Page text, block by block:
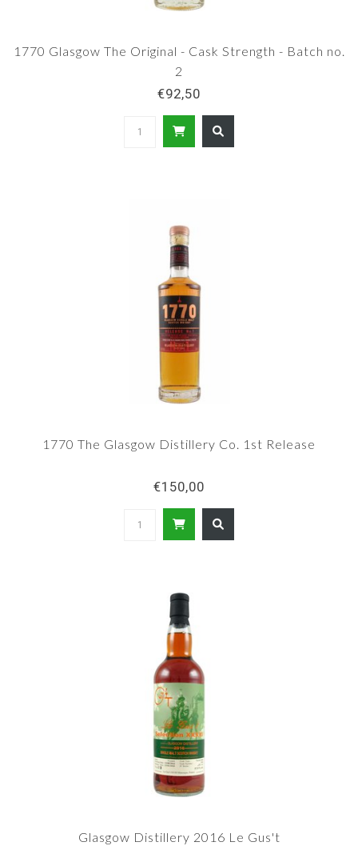
1770 Glasgow The Original - Cask Strength - Batch no.
2
€92,50
1770 The Glasgow Distillery Co. 1st Release
€150,00
Glasgow Distillery 2016 Le Gus't